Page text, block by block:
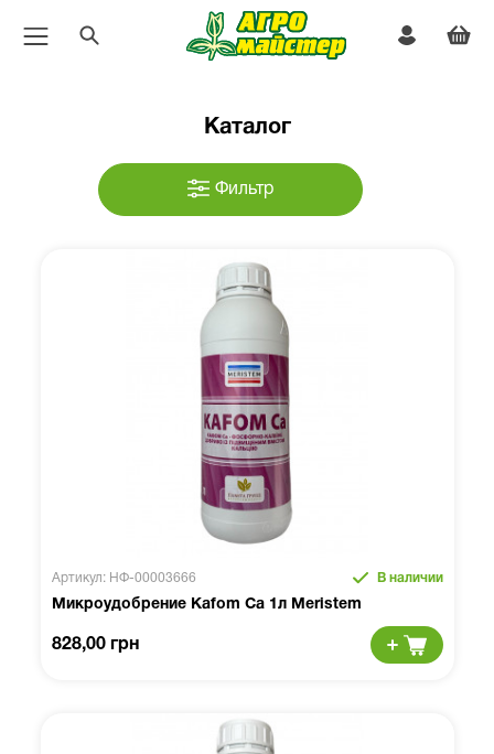
Каталог
Фильтр
Артикул: НФ-00003666 В наличии
Микроудобрение Kafom Ca 1л Meristem
828,00 грн